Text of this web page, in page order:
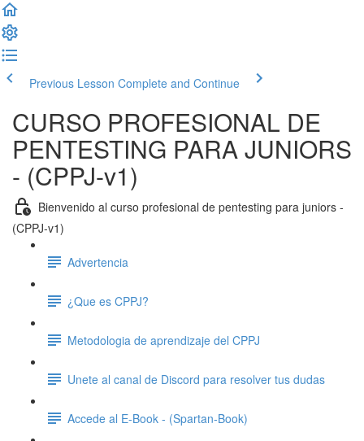
Previous Lesson Complete and Continue
CURSO PROFESIONAL DE
PENTESTING PARA JUNIORS
- (CPPJ-v1)
Bienvenido al curso profesional de pentesting para juniors -
(CPPJ-v1)
Advertencia
¿Que es CPPJ?
Metodologia de aprendizaje del CPPJ
Unete al canal de Discord para resolver tus dudas
Accede al E-Book - (Spartan-Book)